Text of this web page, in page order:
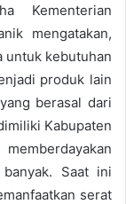
Kementerian
mengatakan,
untuk kebutuhan
produk lain
berasal dari
Kabupaten
Saat ini
serat